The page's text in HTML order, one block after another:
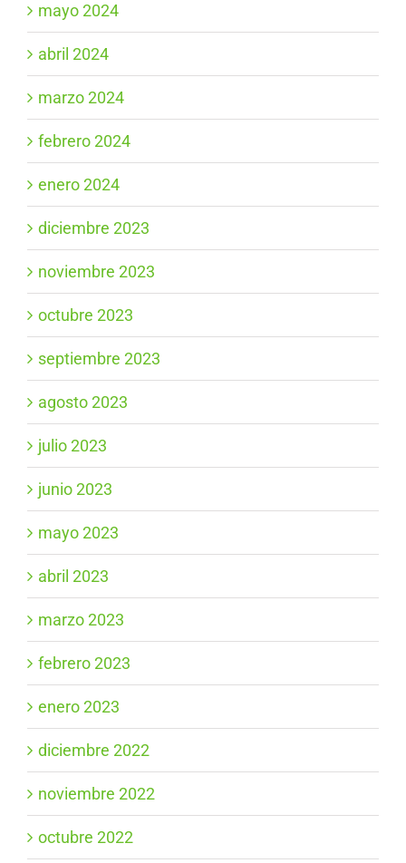
mayo 2024
abril 2024
marzo 2024
febrero 2024
enero 2024
diciembre 2023
noviembre 2023
octubre 2023
septiembre 2023
agosto 2023
julio 2023
junio 2023
mayo 2023
abril 2023
marzo 2023
febrero 2023
enero 2023
diciembre 2022
noviembre 2022
octubre 2022